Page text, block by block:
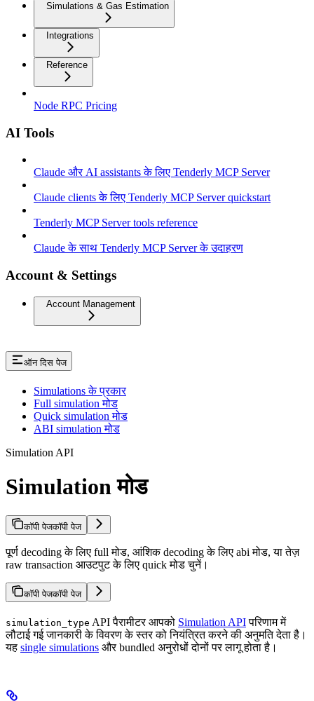
Simulations & Gas Estimation
Integrations
Reference
Node RPC Pricing
AI Tools
Claude और AI assistants के लिए Tenderly MCP Server
Claude clients के लिए Tenderly MCP Server quickstart
Tenderly MCP Server tools reference
Claude के साथ Tenderly MCP Server के उदाहरण
Account & Settings
Account Management
ऑन दिस पेज
Simulations के प्रकार
Full simulation मोड
Quick simulation मोड
ABI simulation मोड
Simulation API
Simulation मोड
कॉपी पेजकॉपी पेज
पूर्ण decoding के लिए full मोड, आंशिक decoding के लिए abi मोड, या तेज़
raw transaction आउटपुट के लिए quick मोड चुनें।
कॉपी पेजकॉपी पेज
simulation_type API पैरामीटर आपको Simulation APIपरिणाम में
लौटाई गई जानकारी के विवरण के स्तर को नियंत्रित करने की अनुमति देता है।
यह single simulations और bundled अनुरोधों दोनों पर लागू होता है।